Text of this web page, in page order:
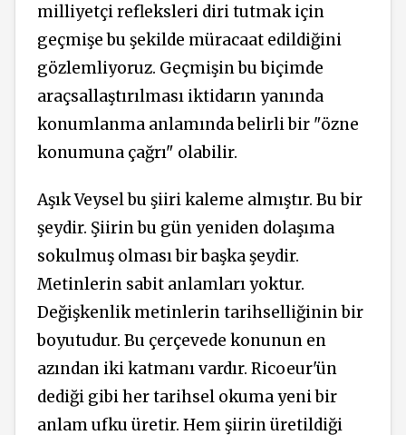
milliyetçi refleksleri diri tutmak için
geçmişe bu şekilde müracaat edildiğini
gözlemliyoruz. Geçmişin bu biçimde
araçsallaştırılması iktidarın yanında
konumlanma anlamında belirli bir "özne
konumuna çağrı" olabilir.
Aşık Veysel bu şiiri kaleme almıştır. Bu bir
şeydir. Şiirin bu gün yeniden dolaşıma
sokulmuş olması bir başka şeydir.
Metinlerin sabit anlamları yoktur.
Değişkenlik metinlerin tarihselliğinin bir
boyutudur. Bu çerçevede konunun en
azından iki katmanı vardır. Ricoeur'ün
dediği gibi her tarihsel okuma yeni bir
anlam ufku üretir. Hem şiirin üretildiği